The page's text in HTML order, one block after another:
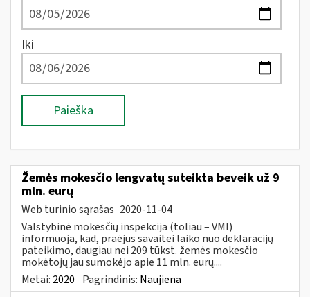
Iki
Paieška
Žemės mokesčio lengvatų suteikta beveik už 9
mln. eurų
Web turinio sąrašas 2020-11-04
Valstybinė mokesčių inspekcija (toliau – VMI)
informuoja, kad, praėjus savaitei laiko nuo deklaracijų
pateikimo, daugiau nei 209 tūkst. žemės mokesčio
mokėtojų jau sumokėjo apie 11 mln. eurų....
Metai: 2020 Pagrindinis: Naujiena